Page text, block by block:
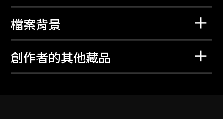
檔案背景
創作者的其他藏品